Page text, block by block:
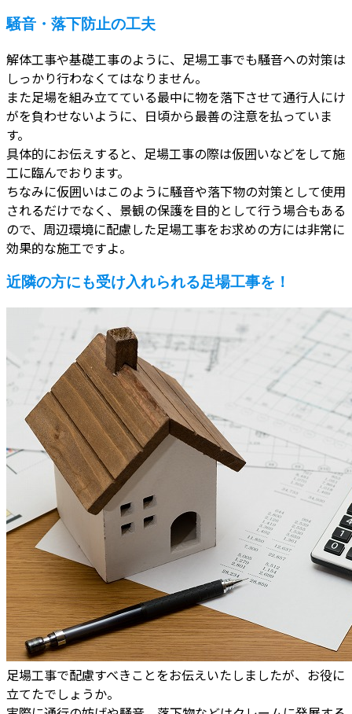
騒音・落下防止の工夫
解体工事や基礎工事のように、足場工事でも騒音への対策は
しっかり行わなくてはなりません。
また足場を組み立てている最中に物を落下させて通行人にけ
がを負わせないように、日頃から最善の注意を払っていま
す。
具体的にお伝えすると、足場工事の際は仮囲いなどをして施
工に臨んでおります。
ちなみに仮囲いはこのように騒音や落下物の対策として使用
されるだけでなく、景観の保護を目的として行う場合もある
ので、周辺環境に配慮した足場工事をお求めの方には非常に
効果的な施工ですよ。
近隣の方にも受け入れられる足場工事を！
足場工事で配慮すべきことをお伝えいたしましたが、お役に
立てたでしょうか。